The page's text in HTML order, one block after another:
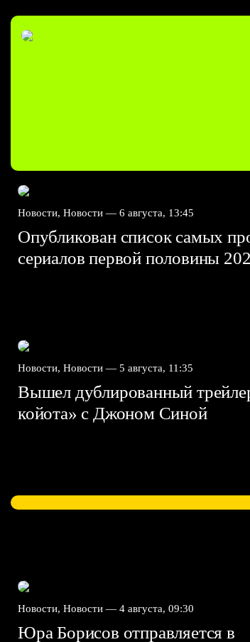
Новости, Новости — 6 августа, 13:45
Опубликован список самых
сериалов первой половины
Новости, Новости — 5 августа, 11:35
Вышел дублированный
койота» с Джоном Синой
Новости, Новости — 4 августа, 09:30
Юра Борисов отправляется в